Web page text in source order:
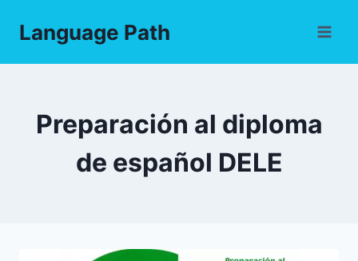
Language Path
Preparación al diploma
de español DELE